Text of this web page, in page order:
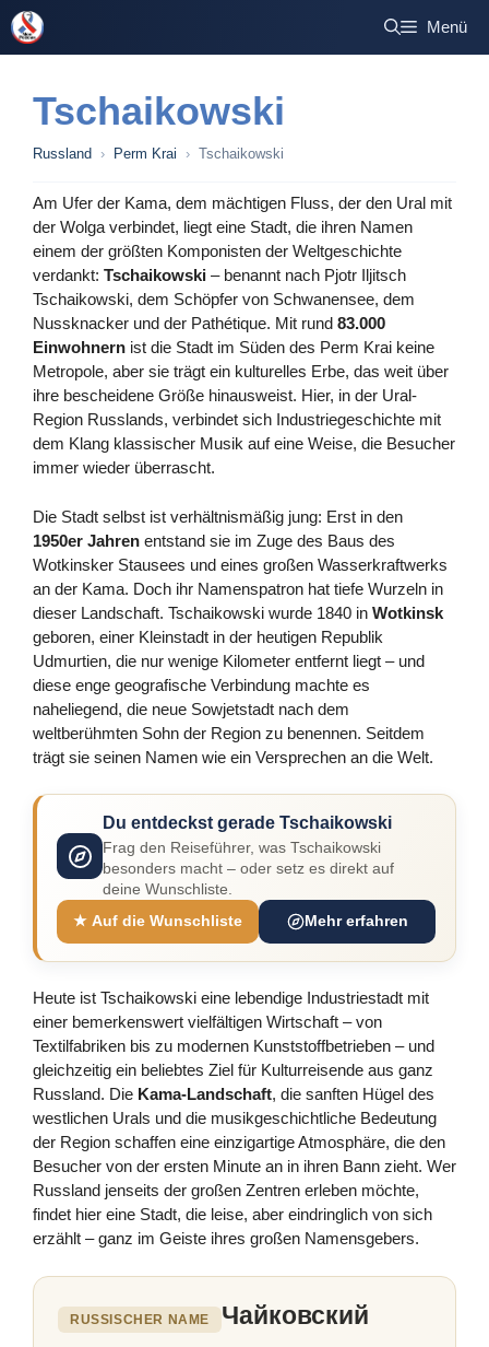
Zum
Inhalt
springen
Menü
Tschaikowski
Russland › Perm Krai › Tschaikowski
Am Ufer der Kama, dem mächtigen Fluss, der den Ural mit
der Wolga verbindet, liegt eine Stadt, die ihren Namen
einem der größten Komponisten der Weltgeschichte
verdankt: Tschaikowski – benannt nach Pjotr Iljitsch
Tschaikowski, dem Schöpfer von Schwanensee, dem
Nussknacker und der Pathétique. Mit rund 83.000
Einwohnern ist die Stadt im Süden des Perm Krai keine
Metropole, aber sie trägt ein kulturelles Erbe, das weit über
ihre bescheidene Größe hinausweist. Hier, in der Ural-
Region Russlands, verbindet sich Industriegeschichte mit
dem Klang klassischer Musik auf eine Weise, die Besucher
immer wieder überrascht.
Die Stadt selbst ist verhältnismäßig jung: Erst in den
1950er Jahren entstand sie im Zuge des Baus des
Wotkinsker Stausees und eines großen Wasserkraftwerks
an der Kama. Doch ihr Namenspatron hat tiefe Wurzeln in
dieser Landschaft. Tschaikowski wurde 1840 in Wotkinsk
geboren, einer Kleinstadt in der heutigen Republik
Udmurtien, die nur wenige Kilometer entfernt liegt – und
diese enge geografische Verbindung machte es
naheliegend, die neue Sowjetstadt nach dem
weltberühmten Sohn der Region zu benennen. Seitdem
trägt sie seinen Namen wie ein Versprechen an die Welt.
Du entdeckst gerade Tschaikowski
Frag den Reiseführer, was Tschaikowski
besonders macht – oder setz es direkt auf
deine Wunschliste.
★ Auf die Wunschliste
Mehr erfahren
Heute ist Tschaikowski eine lebendige Industriestadt mit
einer bemerkenswert vielfältigen Wirtschaft – von
Textilfabriken bis zu modernen Kunststoffbetrieben – und
gleichzeitig ein beliebtes Ziel für Kulturreisende aus ganz
Russland. Die Kama-Landschaft, die sanften Hügel des
westlichen Urals und die musikgeschichtliche Bedeutung
der Region schaffen eine einzigartige Atmosphäre, die den
Besucher von der ersten Minute an in ihren Bann zieht. Wer
Russland jenseits der großen Zentren erleben möchte,
findet hier eine Stadt, die leise, aber eindringlich von sich
erzählt – ganz im Geiste ihres großen Namensgebers.
RUSSISCHER NAME Чайковский